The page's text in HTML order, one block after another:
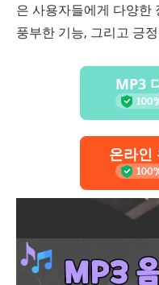
은 사용자들에게 다양한
풍부한 기능, 그리고 긍
MP3
온라인